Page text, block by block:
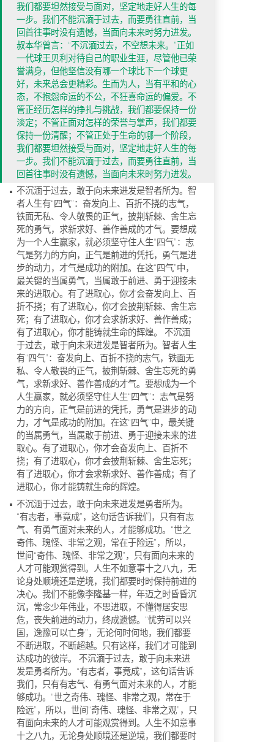
我们都要坦然接受与面对，坚定地走好人生的每
一步。我们不能沉湎于过去，而要勇往直前，当
回首往事时没有遗憾，当面向未来时努力进发。
叔本华曾言：“不沉湎过去，不空想未来。”正如
一代球王贝利对待自己的职业生涯，尽管他已荣
誉满身，但他坚信没有哪一个球比下一个球更
好，未来总会更精彩。生而为人，当有平和的心
态，不抱怨命运的不公，不狂喜命运的偏爱。不
管正经历怎样的挣扎与挑战，我们都要保持一份
淡定；不管正面对怎样的荣誉与掌声，我们都要
保持一份清醒；不管正处于生命的哪一个阶段，
我们都要坦然接受与面对，坚定地走好人生的每
一步。我们不能沉湎于过去，而要勇往直前，当
回首往事时没有遗憾，当面向未来时努力进发。
不沉湎于过去，敢于向未来进发是智者所为。智
者人生有“四气”：奋发向上、百折不挠的志气，
铁面无私、令人敬畏的正气，披荆斩棘、舍生忘
死的勇气，求新求好、善作善成的才气。要想成
为一个人生赢家，就必须坚守住人生“四气”：志
气是努力的方向，正气是前进的凭托，勇气是进
步的动力，才气是成功的附加。在这“四气”中，
最关键的当属勇气，当属敢于前进、勇于迎接未
来的进取心。有了进取心，你才会奋发向上、百
折不挠；有了进取心，你才会披荆斩棘、舍生忘
死；有了进取心，你才会求新求好、善作善成；
有了进取心，你才能铸就生命的辉煌。 不沉湎
于过去，敢于向未来进发是智者所为。智者人生
有“四气”：奋发向上、百折不挠的志气，铁面无
私、令人敬畏的正气，披荆斩棘、舍生忘死的勇
气，求新求好、善作善成的才气。要想成为一个
人生赢家，就必须坚守住人生“四气”：志气是努
力的方向，正气是前进的凭托，勇气是进步的动
力，才气是成功的附加。在这“四气”中，最关键
的当属勇气，当属敢于前进、勇于迎接未来的进
取心。有了进取心，你才会奋发向上、百折不
挠；有了进取心，你才会披荆斩棘、舍生忘死；
有了进取心，你才会求新求好、善作善成；有了
进取心，你才能铸就生命的辉煌。
不沉湎于过去，敢于向未来进发是勇者所为。
“有志者，事竟成”，这句话告诉我们，只有有志
气、有勇气面对未来的人，才能够成功。“世之
奇伟、瑰怪、非常之观，常在于险远”，所以，
世间“奇伟、瑰怪、非常之观”，只有面向未来的
人才可能观赏得到。人生不如意事十之八九，无
论身处顺境还是逆境，我们都要时时保持前进的
决心。我们不能像李隆基一样，年迈之时昏昏沉
沉，常念少年伟业，不思进取，不懂得居安思
危，丧失前进的动力，终成遗憾。“忧劳可以兴
国，逸豫可以亡身”，无论何时何地，我们都要
不断进取，不断超越。只有这样，我们才可能到
达成功的彼岸。 不沉湎于过去，敢于向未来进
发是勇者所为。“有志者，事竟成”，这句话告诉
我们，只有有志气、有勇气面对未来的人，才能
够成功。“世之奇伟、瑰怪、非常之观，常在于
险远”，所以，世间“奇伟、瑰怪、非常之观”，只
有面向未来的人才可能观赏得到。人生不如意事
十之八九，无论身处顺境还是逆境，我们都要时